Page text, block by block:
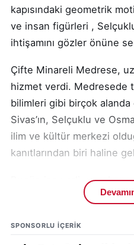
kapısındaki geometrik
ve insan figürleri ,
ihtişamını gözler önüne
Çifte Minareli Medrese,
hizmet verdi. Medresede
bilimleri gibi birçok alanda
Sivas’ın, Selçuklu ve
ilim ve kültür merkezi
kanıtlarından biri haline
Bugün ise yerli ve
ettiği yapılardan biri
SPONSORLU IÇERIK